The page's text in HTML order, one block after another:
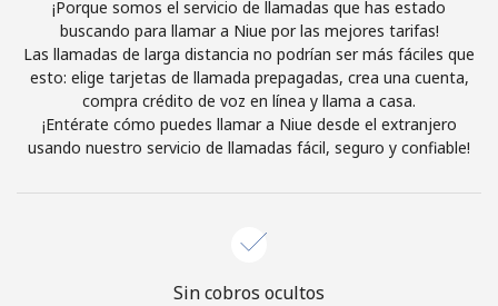
Al abrir una cuenta en este sitio web, estoy de acuerdo con
estosTérminos y condiciones.
Únete
¡Hola!
Inicia sesión oREGÍSTRATE →
¡Porque somos el servicio de llamadas que has estado
buscando para llamar a Niue por las mejores tarifas!
Las llamadas de larga distancia no podrían ser más fáciles que
esto: elige tarjetas de llamada prepagadas, crea una cuenta,
compra crédito de voz en línea y llama a casa.
¡Entérate cómo puedes llamar a Niue desde el extranjero
usando nuestro servicio de llamadas fácil, seguro y confiable!
Sin cobros ocultos